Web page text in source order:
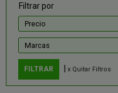
Filtrar por
Precio
Marcas
x Quitar Filtros